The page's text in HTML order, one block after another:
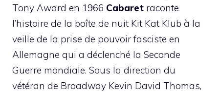
Tony Award en 1966 Cabaret raconte
l’histoire de la boîte de nuit Kit Kat Klub à la
veille de la prise de pouvoir fasciste en
Allemagne qui a déclenché la Seconde
Guerre mondiale. Sous la direction du
vétéran de Broadway Kevin David Thomas,